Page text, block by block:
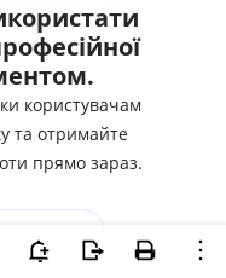
користувачам
та отримайте
прямо зараз.
- ОТРИМАТИ